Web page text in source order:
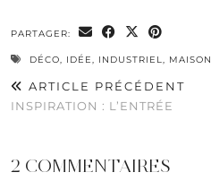
PARTAGER:
DÉCO IDÉE INDUSTRIEL MAISON
ARTICLE PRÉCÉDENT
INSPIRATION : L’ENTRÉE
2 COMMENTAIRES